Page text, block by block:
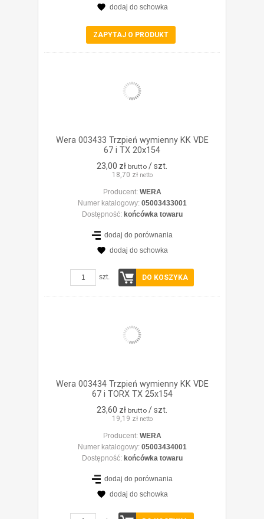
dodaj do schowka
ZAPYTAJ O PRODUKT
Wera 003433 Trzpień wymienny KK VDE
67 i TX 20x154
23,00 zł brutto / szt.
18,70 zł netto
Producent: WERA
Numer katalogowy: 05003433001
Dostępność: końcówka towaru
dodaj do porównania
dodaj do schowka
szt. DO KOSZYKA
Wera 003434 Trzpień wymienny KK VDE
67 i TORX TX 25x154
23,60 zł brutto / szt.
19,19 zł netto
Producent: WERA
Numer katalogowy: 05003434001
Dostępność: końcówka towaru
dodaj do porównania
dodaj do schowka